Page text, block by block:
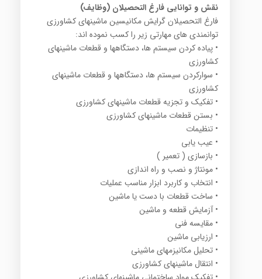
نقش و توانایی فارغ التحصیلان (وظایف)
فارغ التحصیلان گرایش مکانیسین ماشینهای کشاورزی
توانمندی های مهارتی زیر را کسب نموده اند:
• پیاده کردن سیستم ها، دستگاهها و قطعات ماشینهای
کشاورزی
• سوارکردن سیستم ها، دستگاهها و قطعات ماشینهای
کشاورزی
• تفکیک و تجزیه قطعات ماشینهای کشاورزی
• بستن قطعات ماشینهای کشاورزی
• تنظیمات
• عیب یابی
• بازسازی ( تعمیر )
• مونتاژ و نصب و راه اندازی
• انتخاب و کاربرد ابزار مناسب عملیات
• ساخت قطعات با دست یا ماشین
• آزمایش قطعه و ماشین
• مقایسه فنی
• ارزیابی ماشین
• تحلیل مکانیزمهای ماشینی
• انتقال ماشینهای کشاورزی